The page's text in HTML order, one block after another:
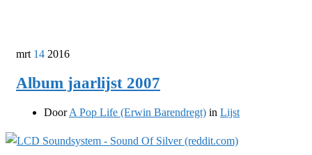
mrt 14 2016
Album jaarlijst 2007
DoorA Pop Life (Erwin Barendregt) in Lijst